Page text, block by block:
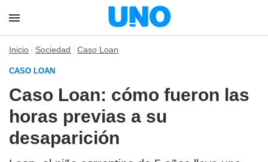
Inicio Sociedad Caso Loan
CASO LOAN
Caso Loan: cómo fueron las
horas previas a su
desaparición